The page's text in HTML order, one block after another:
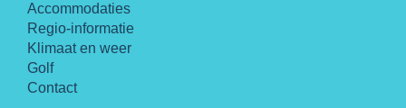
Accommodaties
Regio-informatie
Klimaat en weer
Golf
Contact